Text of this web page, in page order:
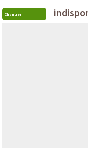
Chantier